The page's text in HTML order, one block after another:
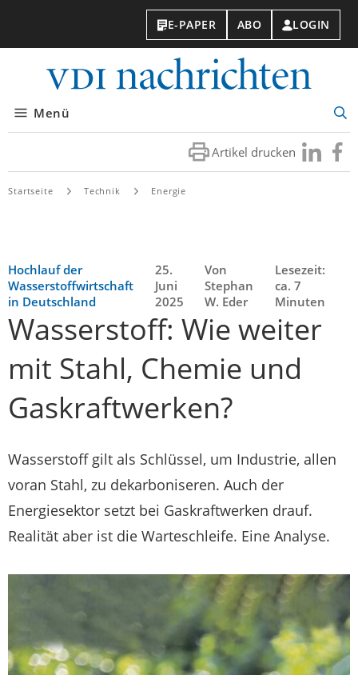
E-PAPER ABO LOGIN
Menü
Artikel drucken Besuchen
Sie
Sie
Startseite Technik Energie
Hochlauf der
Wasserstoffwirtschaft
in Deutschland
25.
Juni
2025
Von
Stephan
W. Eder
Lesezeit:
ca. 7
Minuten
Wasserstoff: Wie weiter
mit Stahl, Chemie und
Gaskraftwerken?
Wasserstoff gilt als Schlüssel, um Industrie, allen
voran Stahl, zu dekarboniseren. Auch der
Energiesektor setzt bei Gaskraftwerken drauf.
Realität aber ist die Warteschleife. Eine Analyse.